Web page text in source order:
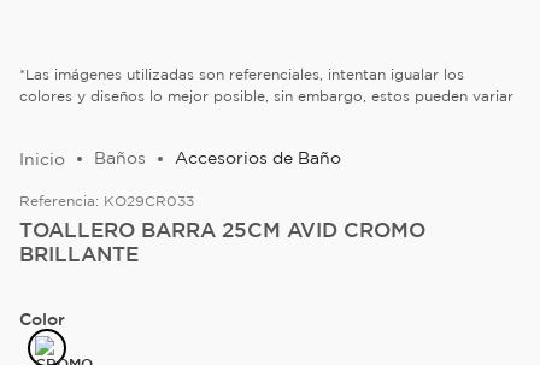
*Las imágenes utilizadas son referenciales, intentan igualar los
colores y diseños lo mejor posible, sin embargo, estos pueden variar
Baños Accesorios de Baño
Referencia: KO29CR033
TOALLERO BARRA 25CM AVID CROMO
BRILLANTE
Color